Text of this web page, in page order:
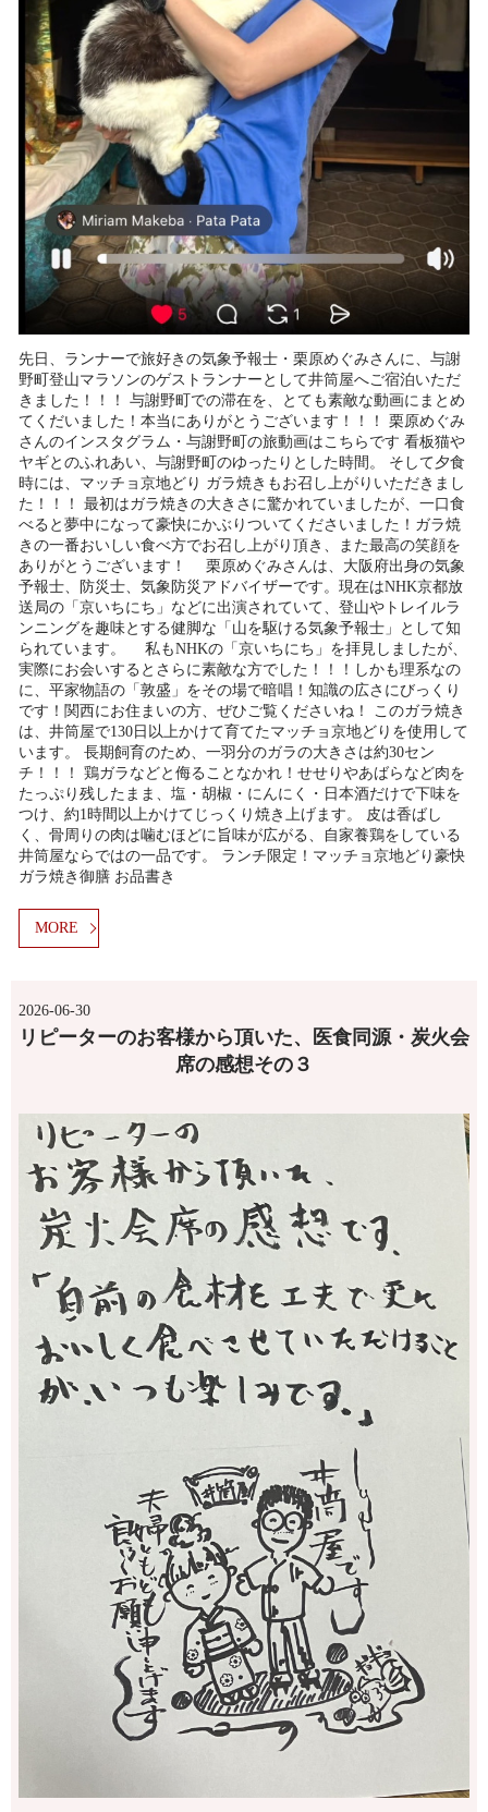
先日、ランナーで旅好きの気象予報士・栗原めぐみさんに、与謝
野町登山マラソンのゲストランナーとして井筒屋へご宿泊いただ
きました！！！ 与謝野町での滞在を、とても素敵な動画にまとめ
てくだいました！本当にありがとうございます！！！ 栗原めぐみ
さんのインスタグラム・与謝野町の旅動画はこちらです 看板猫や
ヤギとのふれあい、与謝野町のゆったりとした時間。 そして夕食
時には、マッチョ京地どり ガラ焼きもお召し上がりいただきまし
た！！！ 最初はガラ焼きの大きさに驚かれていましたが、一口食
べると夢中になって豪快にかぶりついてくださいました！ガラ焼
きの一番おいしい食べ方でお召し上がり頂き、また最高の笑顔を
ありがとうございます！ 栗原めぐみさんは、大阪府出身の気象
予報士、防災士、気象防災アドバイザーです。現在はNHK京都放
送局の「京いちにち」などに出演されていて、登山やトレイルラ
ンニングを趣味とする健脚な「山を駆ける気象予報士」として知
られています。 私もNHKの「京いちにち」を拝見しましたが、
実際にお会いするとさらに素敵な方でした！！！しかも理系なの
に、平家物語の「敦盛」をその場で暗唱！知識の広さにびっくり
です！関西にお住まいの方、ぜひご覧くださいね！ このガラ焼き
は、井筒屋で130日以上かけて育てたマッチョ京地どりを使用して
います。 長期飼育のため、一羽分のガラの大きさは約30セン
チ！！！ 鶏ガラなどと侮ることなかれ！せせりやあばらなど肉を
たっぷり残したまま、塩・胡椒・にんにく・日本酒だけで下味を
つけ、約1時間以上かけてじっくり焼き上げます。 皮は香ばし
く、骨周りの肉は噛むほどに旨味が広がる、自家養鶏をしている
井筒屋ならではの一品です。 ランチ限定！マッチョ京地どり豪快
ガラ焼き御膳 お品書き
MORE
2026-06-30
リピーターのお客様から頂いた、医食同源・炭火会
席の感想その３